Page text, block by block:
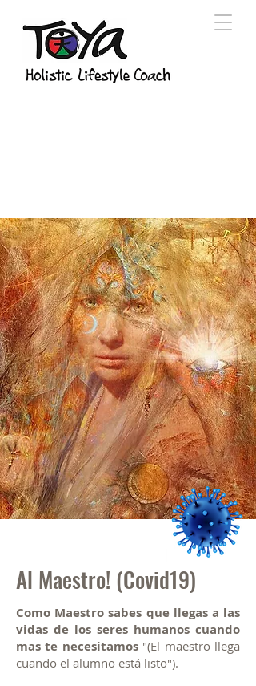
Como Maestro sabes que llegas a las
vidas de los seres humanos cuando
mas te necesitamos"(El maestro llega
cuando el alumno está listo").
Al Maestro! (Covid19)